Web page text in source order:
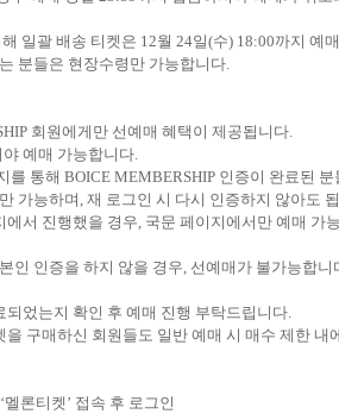
일괄 배송 티켓은 12월 24일(수) 18:00까지 예
분들은 현장수령만 가능합니다.
회원에게만 선예매 혜택이 제공됩니다.
예매 가능합니다.
를 통해 BOICE MEMBERSHIP 인증이 완료된
가능하며 , 재 로그인 시 다시 인증하지 않아도
에서 진행했을 경우, 국문 페이지에서만 예매 가
인 인증을 하지 않을 경우, 선예매가 불가능합니
되었는지 확인 후 예매 진행 부탁드립니다.
을 구매하신 회원들도 일반 예매 시 매수 제한 내
‘멜론티켓 ’ 접속 후 로그인